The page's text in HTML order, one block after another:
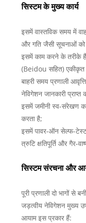
सिस्टम के मुख्य कार्य
इसमें वास्तविक समय में
और गति जैसी सूचनाओं
इसमें काम करने के तरीके
(Beidou सहित) एकीकृत
बाहरी समय प्रणाली
नेविगेशन जानकारी प्राप्त
इसमें जमीनी स्व-संरेखण
करता है;
इसमें पावर-ऑन सेल्फ-टेस्ट,
त्रुटि क्षतिपूर्ति और गैर-
सिस्टम संरचना और
पूरी प्रणाली दो भागों से
जड़त्वीय नेविगेशन मुख्य
आयाम इस प्रकार हैं: